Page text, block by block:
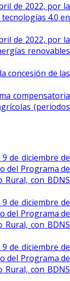
de 2022, por la
4.0 en
de 2022, por la
renovables
concesión de las
compensatoria
(periodos
de diciembre de
del Programa de
Rural, con BDNS
de diciembre de
del Programa de
Rural, con BDNS
de diciembre de
del Programa de
Rural, con BDNS